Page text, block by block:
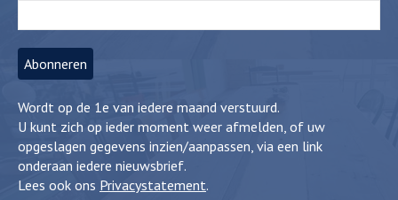
Wordt op de 1e van iedere maand verstuurd.
U kunt zich op ieder moment weer afmelden, of uw
opgeslagen gegevens inzien/aanpassen, via een link
onderaan iedere nieuwsbrief.
Lees ook ons Privacystatement.